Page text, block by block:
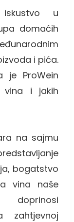
u
domaćih
i pića.
je ProWein
vina i jakih
na sajmu
bogatstvo
vina naše
zahtjevnoj